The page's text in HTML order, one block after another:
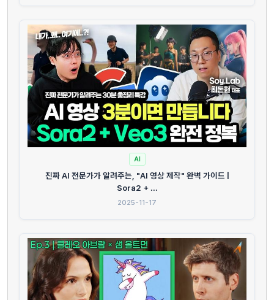
AI
진짜 AI 전문가가 알려주는, "AI 영상 제작" 완벽 가이드 |
Sora2 + ...
2025-11-17